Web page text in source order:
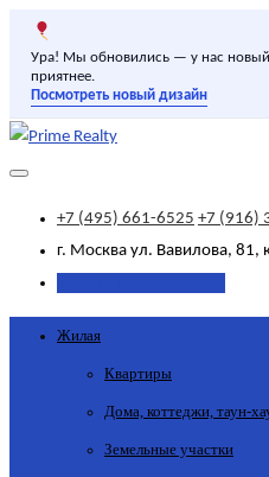
Ура! Мы обновились — у нас новый
приятнее.
Посмотреть новый дизайн
+7 (495) 661-6525 +7 (916)
г. Москва ул. Вавилова, 81,
Жилая
Квартиры
Дома, коттеджи, таун-
Земельные участки